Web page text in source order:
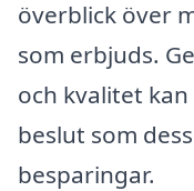
överblick över
som erbjuds.
och kvalitet
beslut som
besparingar.